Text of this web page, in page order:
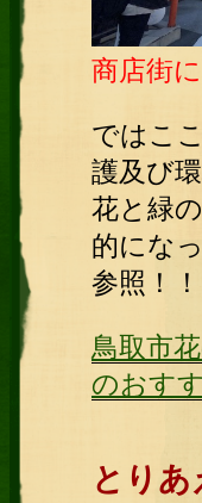
商店街
ではこ
護及び
花と緑
的にな
参照！！
鳥取市
のおす
とり